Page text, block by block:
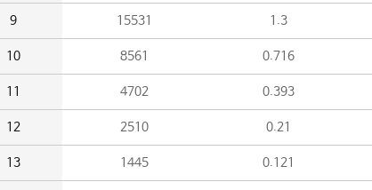
9 15531 1.3
10 8561 0.716
11 4702 0.393
12 2510 0.21
13 1445 0.121